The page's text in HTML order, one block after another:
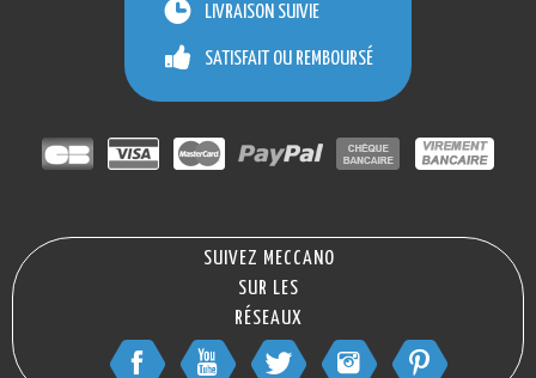
LIVRAISON SUIVIE
SATISFAIT OU REMBOURSÉ
SUIVEZ MECCANO
SUR LES
RÉSEAUX